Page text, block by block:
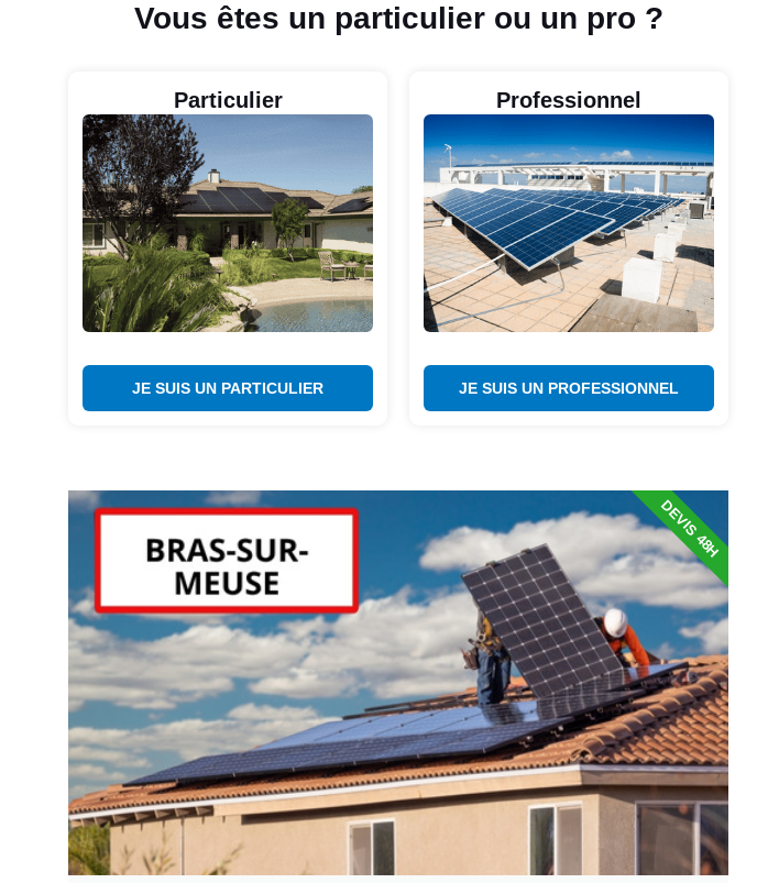
Vous êtes un particulier ou un pro ?
Particulier
JE SUIS UN PARTICULIER
Professionnel
JE SUIS UN PROFESSIONNEL
DEVIS 48H